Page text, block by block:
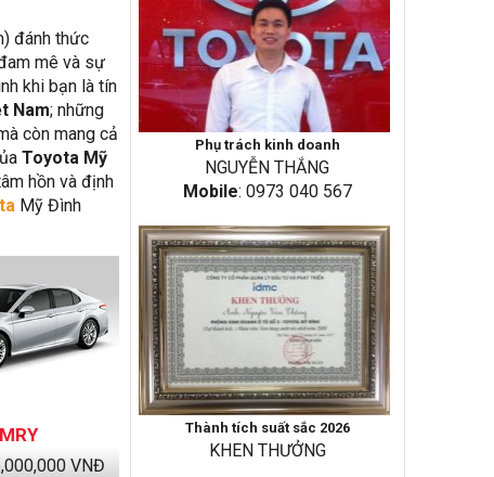
đánh thức
mê và sự
khi bạn là tín
Nam; những
còn mang cả
Toyota Mỹ
hồn và định
Mỹ Đình
VNĐ
Phụ trách kinh doanh
NGUYỄN THẮNG
Mobile: 0973 040 567
Thành tích suất sắc 2026
KHEN THƯỞNG